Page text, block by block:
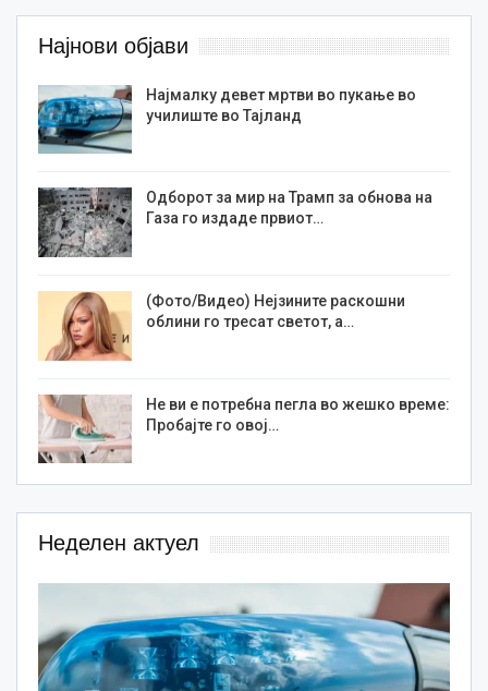
Најнови објави
Најмалку девет мртви во пукање во
училиште во Тајланд
Одборот за мир на Трамп за обнова на
Газа го издаде првиот…
(Фото/Видео) Нејзините раскошни
облини го тресат светот, а…
Не ви е потребна пегла во жешко време:
Пробајте го овој…
Неделен актуел